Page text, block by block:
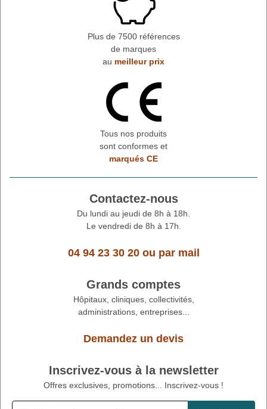
Plus de 7500 références
de marques
au meilleur prix
Tous nos produits
sont conformes et
marqués CE
Contactez-nous
Du lundi au jeudi de 8h à 18h.
Le vendredi de 8h à 17h.
04 94 23 30 20ou par mail
Grands comptes
Hôpitaux, cliniques, collectivités,
administrations, entreprises...
Demandez un devis
Inscrivez-vous à la newsletter
Offres exclusives, promotions... Inscrivez-vous !